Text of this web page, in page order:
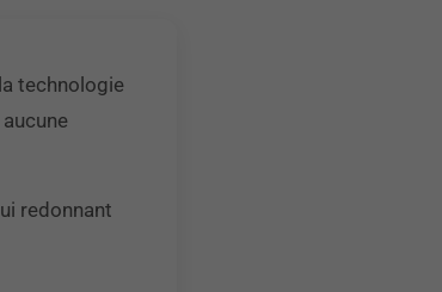
technologie
redonnant